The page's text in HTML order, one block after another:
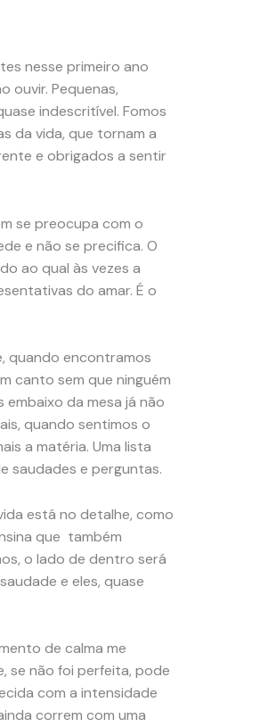
nesse primeiro ano
ouvir. Pequenas,
indescritível. Fomos
da vida, que tornam a
e obrigados a sentir
se preocupa com o
e não se precifica. O
ao qual às vezes a
do amar. É o
quando encontramos
canto sem que ninguém
da mesa já não
quando sentimos o
a matéria. Uma lista
saudades e perguntas.
está no detalhe, como
que também
o lado de dentro será
e eles, quase
de calma me
se não foi perfeita, pode
com a intensidade
correm com uma